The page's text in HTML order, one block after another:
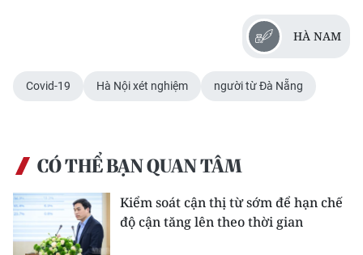
HÀ NAM
Covid-19 Hà Nội xét nghiệm người từ Đà Nẵng
CÓ THỂ BẠN QUAN TÂM
Kiểm soát cận thị từ sớm để hạn chế
độ cận tăng lên theo thời gian